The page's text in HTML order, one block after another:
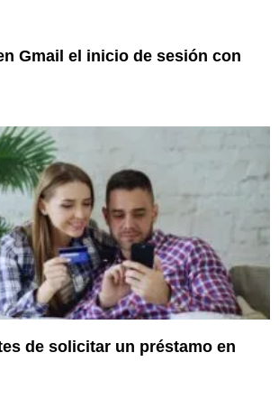
Gmail el inicio de sesión con
de solicitar un préstamo en